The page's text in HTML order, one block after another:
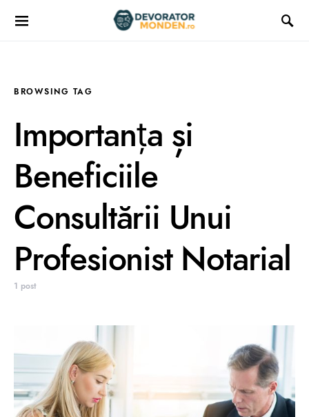
BROWSING TAG
Importanța și
Beneficiile
Consultării Unui
Profesionist Notarial
1 post